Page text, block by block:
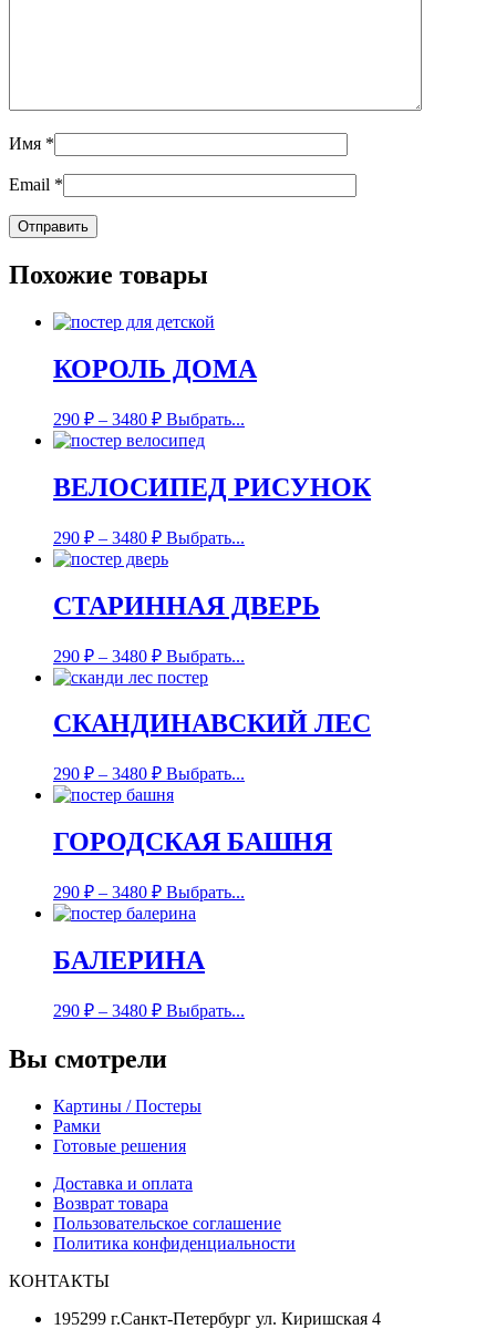
Имя *
Email *
Похожие товары
КОРОЛЬ ДОМА
290 ₽ – 3480 ₽ Выбрать...
ВЕЛОСИПЕД РИСУНОК
290 ₽ – 3480 ₽ Выбрать...
СТАРИННАЯ ДВЕРЬ
290 ₽ – 3480 ₽ Выбрать...
СКАНДИНАВСКИЙ ЛЕС
290 ₽ – 3480 ₽ Выбрать...
ГОРОДСКАЯ БАШНЯ
290 ₽ – 3480 ₽ Выбрать...
БАЛЕРИНА
290 ₽ – 3480 ₽ Выбрать...
Вы смотрели
Картины / Постеры
Рамки
Готовые решения
Доставка и оплата
Возврат товара
Пользовательское соглашение
Политика конфиденциальности
КОНТАКТЫ
195299 г.Санкт-Петербург ул. Киришская 4